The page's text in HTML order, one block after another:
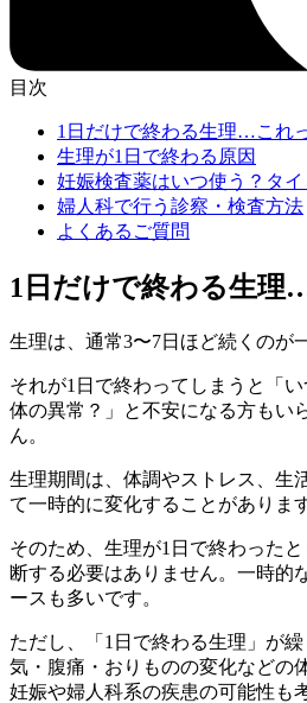
目次
1日だけで終わる生理…これ
生理が1日で終わる原因
妊娠検査薬はいつ使う？タ
婦人科で行う診察・検査方法
よくあるご質問
1日だけで終わる生理
生理は、通常3〜7日ほど続くのが
それが1日で終わってしまうと「
体の異常？」と不安になる方もい
ん。
生理期間は、体調やストレス、生
て一時的に変化することがあります
そのため、 生理が1日で終わった
断する必要はありません。 一時的
ースも多いです。
ただし、「1日で終わる生理」が
気・腹痛・おりものの変化などの
妊娠や婦人科系の疾患の可能性も